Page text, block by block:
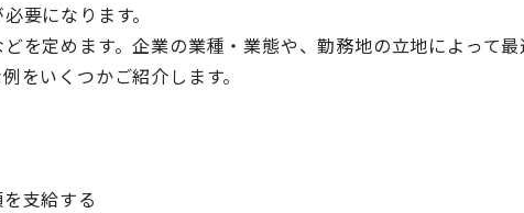
要になります。
を定めます。企業の業種・業態や、勤務地の立地によって
をいくつかご紹介します。
支給する